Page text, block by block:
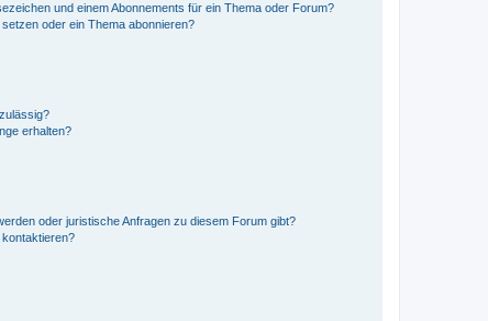
und einem Abonnements für ein Thema oder Forum?
oder ein Thema abonnieren?
erhalten?
oder juristische Anfragen zu diesem Forum gibt?